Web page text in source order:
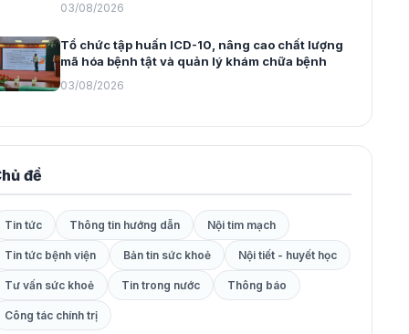
03/08/2026
Tổ chức tập huấn ICD-10, nâng cao chất lượng
mã hóa bệnh tật và quản lý khám chữa bệnh
03/08/2026
đề
Tin tức Thông tin hướng dẫn Nội tim mạch
Tin tức bệnh viện Bản tin sức khoẻ Nội tiết - huyết học
Tư vấn sức khoẻ Tin trong nước Thông báo
Công tác chính trị